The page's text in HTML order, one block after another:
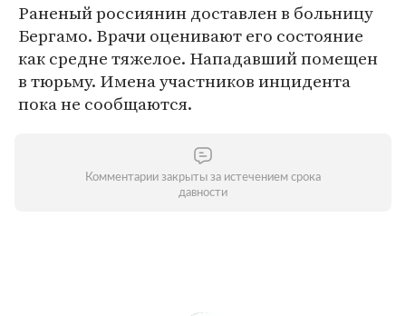
Раненый россиянин доставлен в больницу
Бергамо. Врачи оценивают его состояние
как средне тяжелое. Нападавший помещен
в тюрьму. Имена участников инцидента
пока не сообщаются.
Комментарии закрыты за истечением срока
давности